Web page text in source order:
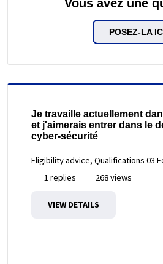
Vous avez une
POSEZ-LA
Je travaille actuellement
et j'aimerais entrer dans le
cyber-sécurité
Eligibility advice, Qualifications 03
1 replies
268 views
VIEW DETAILS